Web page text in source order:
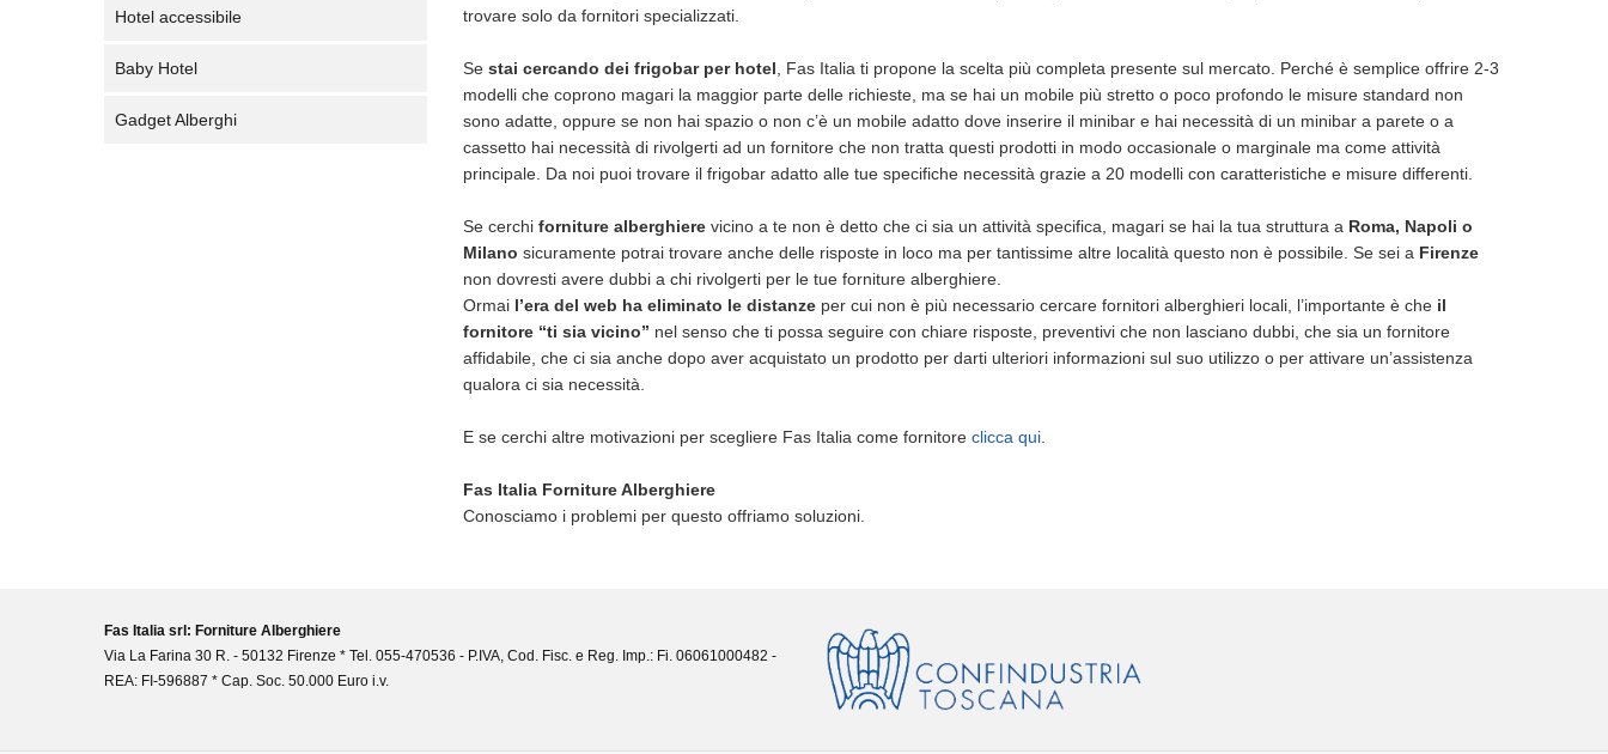
Hotel accessibile
Baby Hotel
Gadget Alberghi
trovare solo da fornitori specializzati.
Se stai cercando dei frigobar per hotel , Fas Italia ti propone la scelta più completa presente sul mercato. Perché è semplice offrire 2-3
modelli che coprono magari la maggior parte delle richieste, ma se hai un mobile più stretto o poco profondo le misure standard non
sono adatte, oppure se non hai spazio o non c’è un mobile adatto dove inserire il minibar e hai necessità di un minibar a parete o a
cassetto hai necessità di rivolgerti ad un fornitore che non tratta questi prodotti in modo occasionale o marginale ma come attività
principale. Da noi puoi trovare il frigobar adatto alle tue specifiche necessità grazie a 20 modelli con caratteristiche e misure differenti.
Se cerchi forniture alberghiere vicino a te non è detto che ci sia un attività specifica, magari se hai la tua struttura a Roma, Napoli o
Milano sicuramente potrai trovare anche delle risposte in loco ma per tantissime altre località questo non è possibile. Se sei a Firenze
non dovresti avere dubbi a chi rivolgerti per le tue forniture alberghiere.
Ormai l’era del web ha eliminato le distanze per cui non è più necessario cercare fornitori alberghieri locali, l’importante è che il
fornitore “ti sia vicino” nel senso che ti possa seguire con chiare risposte, preventivi che non lasciano dubbi, che sia un fornitore
affidabile, che ci sia anche dopo aver acquistato un prodotto per darti ulteriori informazioni sul suo utilizzo o per attivare un’assistenza
qualora ci sia necessità.
E se cerchi altre motivazioni per scegliere Fas Italia come fornitore clicca qui
Fas Italia Forniture Alberghiere
Conosciamo i problemi per questo offriamo soluzioni.
Fas Italia srl: Forniture Alberghiere
Via La Farina 30 R. - 50132 Firenze * Tel. 055-470536 - P.IVA, Cod. Fisc. e Reg. Imp.: Fi. 06061000482 -
REA: FI-596887 * Cap. Soc. 50.000 Euro i.v.